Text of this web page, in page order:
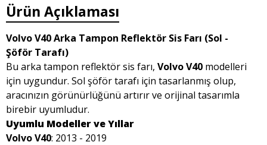
Ürün Açıklaması
Volvo V40 Arka Tampon Reflektör Sis Farı (Sol -
Şöför Tarafı)
Bu arka tampon reflektör sis farı, Volvo V40 modelleri
için uygundur. Sol şöför tarafı için tasarlanmış olup,
aracınızın görünürlüğünü artırır ve orijinal tasarımla
birebir uyumludur.
Uyumlu Modeller ve Yıllar
Volvo V40: 2013 - 2019